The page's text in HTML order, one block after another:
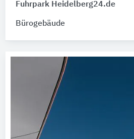
Fuhrpark Heidelberg24.de
Bürogebäude